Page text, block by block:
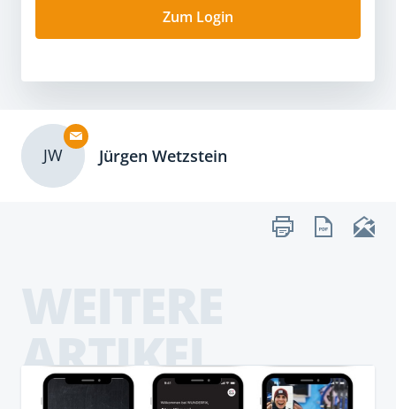
Zum Login
JW Jürgen Wetzstein
ARTIKEL